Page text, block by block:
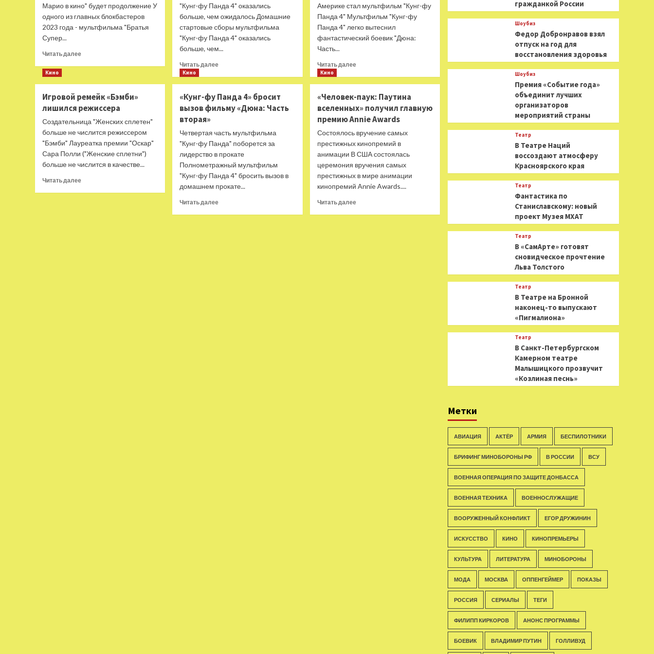
Марио в кино" будет продолжение У
одного из главных блокбастеров
2023 года - мультфильма "Братья
Супер...
Читать далееПрочитать
выхода
сиквела
Супер
Марио
в
кино»
"Кунг-фу Панда 4" оказались
больше, чем ожидалось Домашние
стартовые сборы мультфильма
"Кунг-фу Панда 4" оказались
больше, чем...
Читать далееПрочитать
фу
Панда
лучше
прогнозов
и
оттеснил
«Дюну
Америке стал мультфильм "Кунг-фу
Панда 4" Мультфильм "Кунг-фу
Панда 4" легко вытеснил
фантастический боевик "Дюна:
Часть...
Читать далееПрочитать
фу
Панда
4»
«Дюну:
Часть
вторую»
лидерства
Кино
Игровой ремейк «Бэмби»
лишился режиссера
Создательница "Женских сплетен"
больше не числится режиссером
"Бэмби" Лауреатка премии "Оскар"
Сара Полли ("Женские сплетни")
больше не числится в качестве...
Читать далееПрочитать
Кино
«Кунг-фу Панда 4» бросит
вызов фильму «Дюна: Часть
вторая»
Четвертая часть мультфильма
"Кунг-фу Панда" поборется за
лидерство в прокате
Полнометражный мультфильм
"Кунг-фу Панда 4" бросить вызов в
домашнем прокате...
Читать далееПрочитать
Кино
«Человек-паук: Паутина
вселенных» получил главную
премию Annie Awards
Состоялось вручение самых
престижных кинопремий в
анимации В США состоялась
церемония вручения самых
престижных в мире анимации
кинопремий Annie Awards....
Читать далееПрочитать
гражданкой России
Шоубиз
Федор Добронравов взял
отпуск на год для
восстановления здоровья
Шоубиз
Премия «Событие года»
объединит лучших
организаторов
мероприятий страны
Театр
В Театре Наций
воссоздают атмосферу
Красноярского края
Театр
Фантастика по
Станиславскому: новый
проект Музея МХАТ
Театр
В «СамАрте» готовят
сновидческое прочтение
Льва Толстого
Театр
В Театре на Бронной
наконец-то выпускают
«Пигмалиона»
Театр
В Санкт-Петербургском
Камерном театре
Малышицкого прозвучит
«Козлиная песнь»
Метки
АВИАЦИЯ АКТЁР АРМИЯ БЕСПИЛОТНИКИ
БРИФИНГ МИНОБОРОНЫ РФ В РОССИИ ВСУ
ВОЕННАЯ ОПЕРАЦИЯ ПО ЗАЩИТЕ ДОНБАССА
ВОЕННАЯ ТЕХНИКА ВОЕННОСЛУЖАЩИЕ
ВООРУЖЕННЫЙ КОНФЛИКТ ЕГОР ДРУЖИНИН
ИСКУССТВО КИНО КИНОПРЕМЬЕРЫ
КУЛЬТУРА ЛИТЕРАТУРА МИНОБОРОНЫ
МОДА МОСКВА ОППЕНГЕЙМЕР ПОКАЗЫ
РОССИЯ СЕРИАЛЫ ТЕГИ
ФИЛИПП КИРКОРОВ АНОНС ПРОГРАММЫ
БОЕВИК ВЛАДИМИР ПУТИН ГОЛЛИВУД